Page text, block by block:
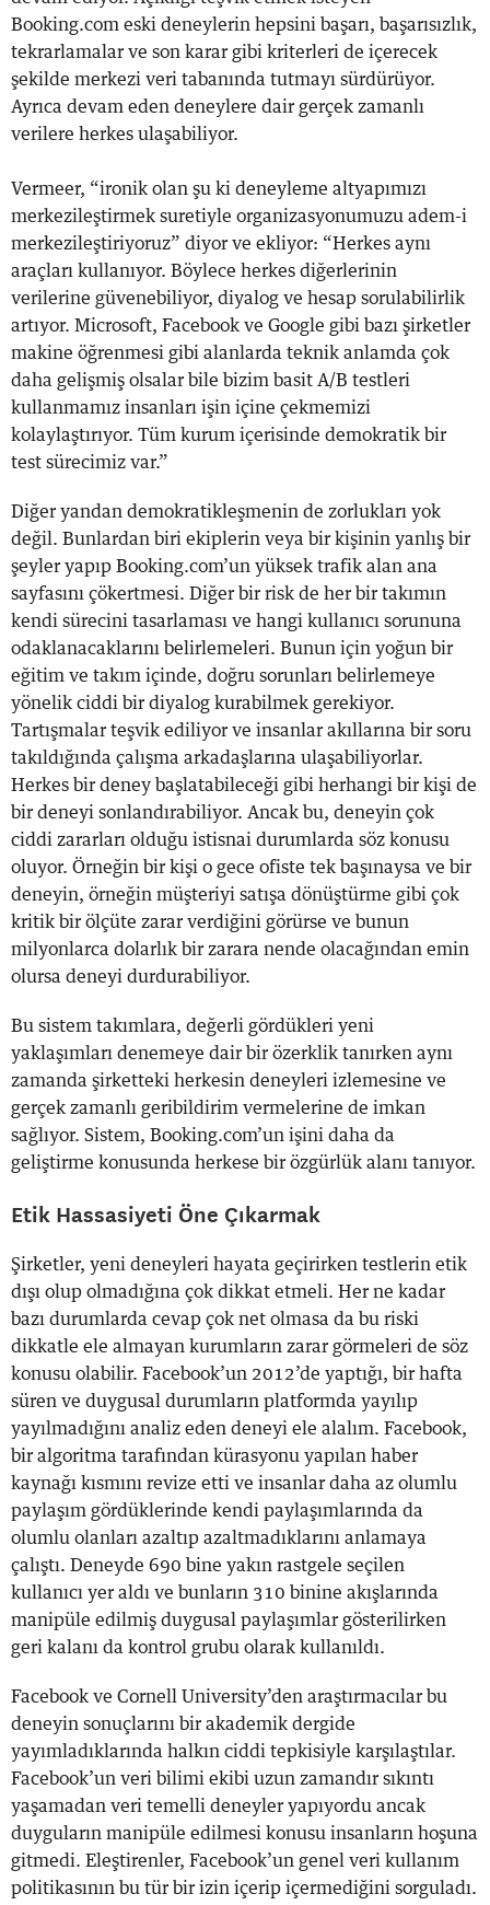
Booking.com eski deneylerin hepsini başarı, başarısızlık,
tekrarlamalar ve son karar gibi kriterleri de içerecek
şekilde merkezi veri tabanında tutmayı sürdürüyor.
Ayrıca devam eden deneylere dair gerçek zamanlı
verilere herkes ulaşabiliyor.
Vermeer, “ironik olan şu ki deneyleme altyapımızı
merkezileştirmek suretiyle organizasyonumuzu adem-i
merkezileştiriyoruz” diyor ve ekliyor: “Herkes aynı
araçları kullanıyor. Böylece herkes diğerlerinin
verilerine güvenebiliyor, diyalog ve hesap sorulabilirlik
artıyor. Microsoft, Facebook ve Google gibi bazı şirketler
makine öğrenmesi gibi alanlarda teknik anlamda çok
daha gelişmiş olsalar bile bizim basit A/B testleri
kullanmamız insanları işin içine çekmemizi
kolaylaştırıyor. Tüm kurum içerisinde demokratik bir
test sürecimiz var.”
Diğer yandan demokratikleşmenin de zorlukları yok
değil. Bunlardan biri ekiplerin veya bir kişinin yanlış bir
şeyler yapıp Booking.com’un yüksek trafik alan ana
sayfasını çökertmesi. Diğer bir risk de her bir takımın
kendi sürecini tasarlaması ve hangi kullanıcı sorununa
odaklanacaklarını belirlemeleri. Bunun için yoğun bir
eğitim ve takım içinde, doğru sorunları belirlemeye
yönelik ciddi bir diyalog kurabilmek gerekiyor.
Tartışmalar teşvik ediliyor ve insanlar akıllarına bir soru
takıldığında çalışma arkadaşlarına ulaşabiliyorlar.
Herkes bir deney başlatabileceği gibi herhangi bir kişi de
bir deneyi sonlandırabiliyor. Ancak bu, deneyin çok
ciddi zararları olduğu istisnai durumlarda söz konusu
oluyor. Örneğin bir kişi o gece ofiste tek başınaysa ve bir
deneyin, örneğin müşteriyi satışa dönüştürme gibi çok
kritik bir ölçüte zarar verdiğini görürse ve bunun
milyonlarca dolarlık bir zarara nende olacağından emin
olursa deneyi durdurabiliyor.
Bu sistem takımlara, değerli gördükleri yeni
yaklaşımları denemeye dair bir özerklik tanırken aynı
zamanda şirketteki herkesin deneyleri izlemesine ve
gerçek zamanlı geribildirim vermelerine de imkan
sağlıyor. Sistem, Booking.com’un işini daha da
geliştirme konusunda herkese bir özgürlük alanı tanıyor.
Etik Hassasiyeti Öne Çıkarmak
Şirketler, yeni deneyleri hayata geçirirken testlerin etik
dışı olup olmadığına çok dikkat etmeli. Her ne kadar
bazı durumlarda cevap çok net olmasa da bu riski
dikkatle ele almayan kurumların zarar görmeleri de söz
konusu olabilir. Facebook’un 2012’de yaptığı, bir hafta
süren ve duygusal durumların platformda yayılıp
yayılmadığını analiz eden deneyi ele alalım. Facebook,
bir algoritma tarafından kürasyonu yapılan haber
kaynağı kısmını revize etti ve insanlar daha az olumlu
paylaşım gördüklerinde kendi paylaşımlarında da
olumlu olanları azaltıp azaltmadıklarını anlamaya
çalıştı. Deneyde 690 bine yakın rastgele seçilen
kullanıcı yer aldı ve bunların 310 binine akışlarında
manipüle edilmiş duygusal paylaşımlar gösterilirken
geri kalanı da kontrol grubu olarak kullanıldı.
Facebook ve Cornell University’den araştırmacılar bu
deneyin sonuçlarını bir akademik dergide
yayımladıklarında halkın ciddi tepkisiyle karşılaştılar.
Facebook’un veri bilimi ekibi uzun zamandır sıkıntı
yaşamadan veri temelli deneyler yapıyordu ancak
duyguların manipüle edilmesi konusu insanların hoşuna
gitmedi. Eleştirenler, Facebook’un genel veri kullanım
politikasının bu tür bir izin içerip içermediğini sorguladı.